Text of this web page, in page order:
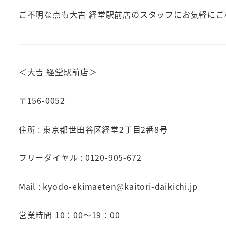
ご不明な点も大吉 経堂駅前店のスタッフにお気軽にご
＜大吉 経堂駅前店＞
〒156-0052
住所 : 東京都世田谷区経堂2丁目2番8号
フリーダイヤル : 0120-905-672
Mail : kyodo-ekimaeten@kaitori-daikichi.jp
営業時間 10：00～19：00